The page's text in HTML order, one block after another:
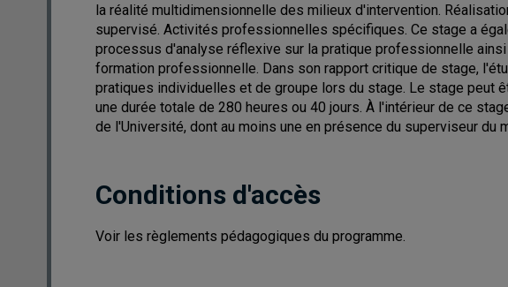
la réalité multidimensionnelle des milieux d'intervention.
supervisé. Activités professionnelles spécifiques. Ce stage a
processus d'analyse réflexive sur la pratique professionnelle
formation professionnelle. Dans son rapport critique de stage,
pratiques individuelles et de groupe lors du stage. Le stage peut
une durée totale de 280 heures ou 40 jours. À l'intérieur de ce
de l'Université, dont au moins une en présence du superviseur du
Conditions d'accès
Voir les règlements pédagogiques du programme.